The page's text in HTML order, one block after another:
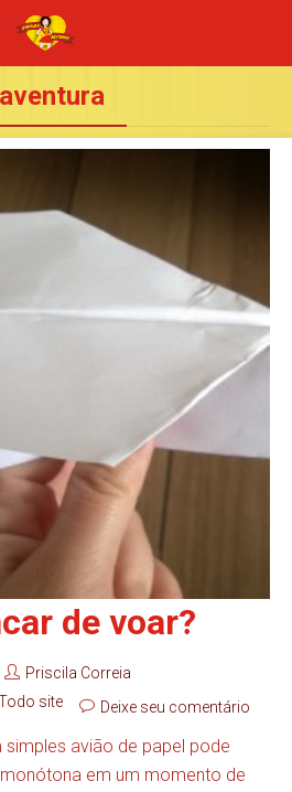
de voar?
Priscila Correia
site Deixe seu comentário
avião de papel pode
em um momento de